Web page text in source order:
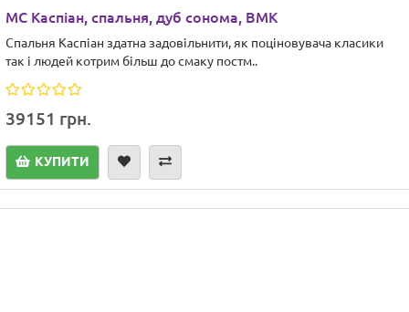
МС Каспіан, спальня, дуб сонома, ВМК
Спальня Каспіан здатна задовільнити, як поціновувача класики
так і людей котрим більш до смаку постм..
39151 грн.
КУПИТИ